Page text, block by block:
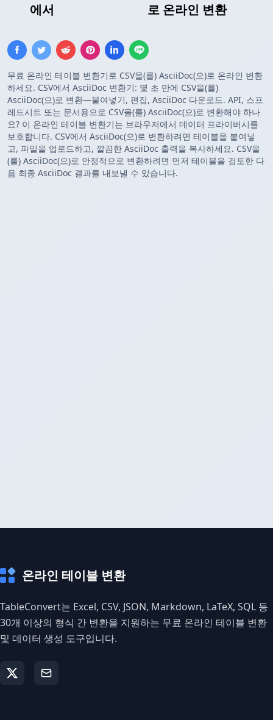
에서 로 온라인 변환
무료 온라인 테이블 변환기로 CSV을(를) AsciiDoc(으)로 온라인 변환
하세요. CSV에서 AsciiDoc 변환기: 몇 초 만에 CSV을(를)
AsciiDoc(으)로 변환—붙여넣기, 편집, AsciiDoc 다운로드. API, 스프
레드시트 또는 문서용으로 CSV을(를) AsciiDoc(으)로 변환해야 하나
요? 이 온라인 테이블 변환기는 브라우저에서 데이터 프라이버시를
보호합니다. CSV에서 AsciiDoc(으)로 변환하려면 테이블을 붙여넣
고, 파일을 업로드하고, 깔끔한 AsciiDoc 출력을 복사하세요. CSV을
(를) AsciiDoc(으)로 안정적으로 변환하려면 먼저 테이블을 검토한 다
음 최종 AsciiDoc 결과를 내보낼 수 있습니다.
온라인 테이블 변환
TableConvert는 Excel, CSV, JSON, Markdown, LaTeX, SQL 등
30개 이상의 형식 간 변환을 지원하는 무료 온라인 테이블 변환
및 데이터 생성 도구입니다.